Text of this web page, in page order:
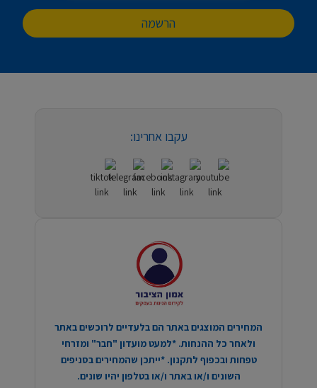
הרשמה
עקבו אחרינו:
המחירים המוצגים באתר הם בלעדיים לרוכשים באתר
ולאחר כל ההנחות. *למעט מועדון "חבר" ומזרחי
טפחות ובכפוף לתקנון. *ייתכן שהמחירים בסניפים
השונים ו/או באתר ו/או בטלפון יהיו שונים.